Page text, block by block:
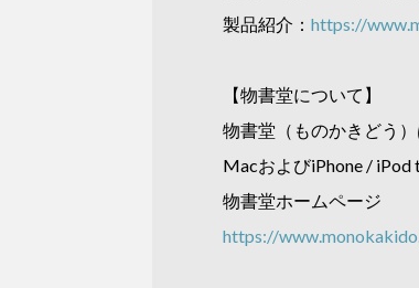
製品紹介： https://
【物書堂について】
物書堂（ものかきどう
MacおよびiPhone / iPod
物書堂ホームページ
https://